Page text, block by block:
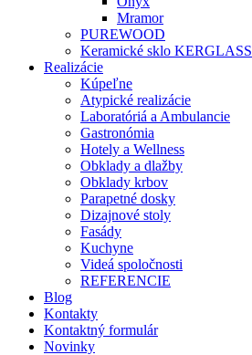
Mramor
PUREWOOD
Keramické sklo KERGLASS
Realizácie
Kúpeľne
Atypické realizácie
Laboratóriá a Ambulancie
Gastronómia
Hotely a Wellness
Obklady a dlažby
Obklady krbov
Parapetné dosky
Dizajnové stoly
Fasády
Kuchyne
Videá spoločnosti
REFERENCIE
Blog
Kontakty
Kontaktný formulár
Novinky